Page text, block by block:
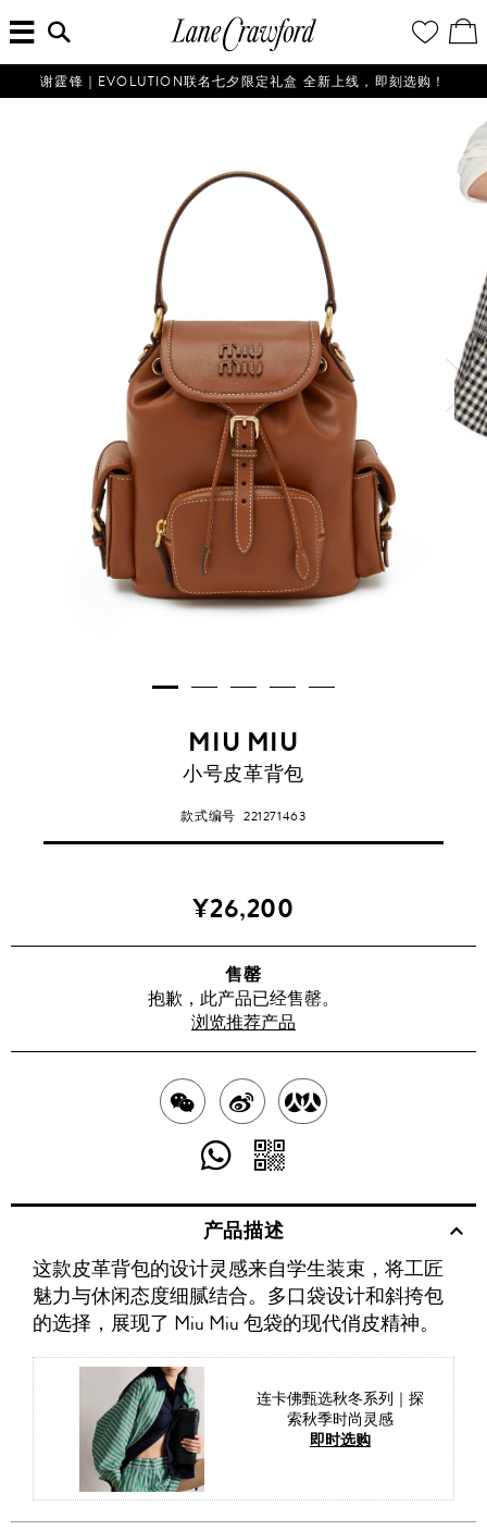
佛
探
世
界
的
愿
望
清
单
看
／
修
购
袋
单
入
搜
索
信
息...
谢霆锋｜EVOLUTION联名七夕限定礼盒 全新上线，即刻选购！
MIU MIU
小号皮革背包
款式编号221271463
¥26,200
售罄
抱歉，此产品已经售罄。
浏览推荐产品
分
享
WECHAT
分
享
WEIBO
分
分
享
至
WHATSAPP
享
维
码
产品描述
这款皮革背包的设计灵感来自学生装束，将工匠
魅力与休闲态度细腻结合。多口袋设计和斜挎包
的选择，展现了 Miu Miu 包袋的现代俏皮精神。
连卡佛甄选秋冬系列｜探
索秋季时尚灵感
即时选购